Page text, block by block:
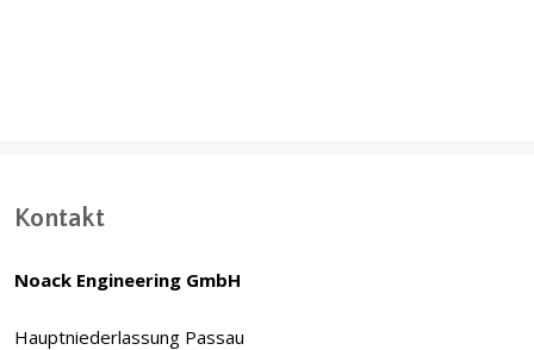
Kontakt
Noack Engineering GmbH
Hauptniederlassung Passau